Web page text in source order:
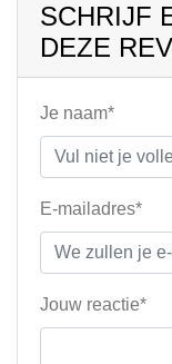
SCHRIJF
DEZE
Je naam*
E-mailadres*
Jouw reactie*